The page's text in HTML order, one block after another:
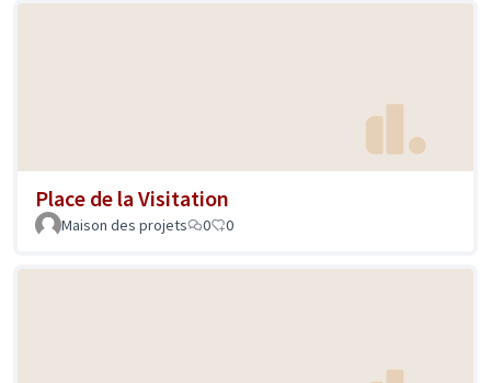
Place de la Visitation
Maison des projets 0 0